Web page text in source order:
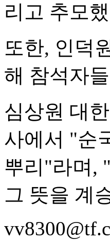
리고 추모
또한, 인덕
해 참석자
심상원 대
사에서 "순
뿌리"라며,
그 뜻을 계